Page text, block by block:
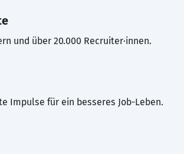
und über 20.000 Recruiter·innen.
Impulse für ein besseres Job-Leben.